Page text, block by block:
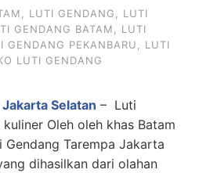
, LUTI GENDANG, LUTI
GENDANG BATAM, LUTI
GENDANG PEKANBARU, LUTI
LUTI GENDANG
Selatan – Luti
Oleh oleh khas Batam
Tarempa Jakarta
dihasilkan dari olahan